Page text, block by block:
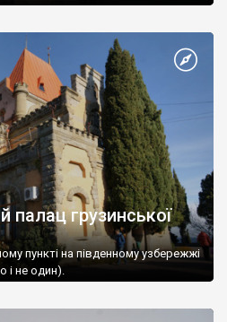
палац грузинської
пункті на південному узбережжі
і не один).